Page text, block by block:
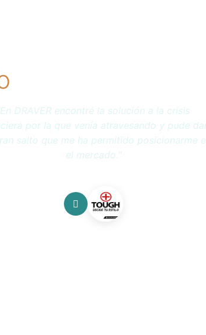
como salir de los problemas financieros y
hasta que conocí a DRAVER y con su
logré cambiar el rumbo de mi negocio."